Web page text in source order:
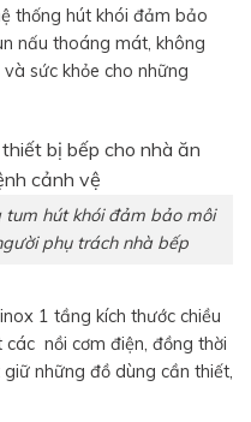
thống hút khói đảm bảo
nấu thoáng mát, không
sức khỏe cho những
hút khói đảm bảo môi
phụ trách nhà bếp
1 tầng kích thước chiều
nồi cơm điện, đồng thời
những đồ dùng cần thiết,